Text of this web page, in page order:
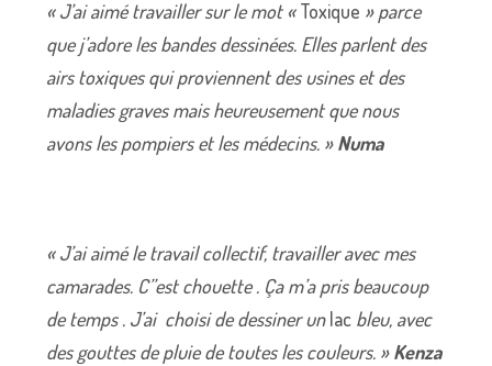
« J’ai aimé travailler sur le mot «Toxique » parce
que j’adore les bandes dessinées. Elles parlent des
airs toxiques qui proviennent des usines et des
maladies graves mais heureusement que nous
avons les pompiers et les médecins. »Numa
« J’ai aimé le travail collectif, travailler avec mes
camarades. C’’est chouette . Ça m’a pris beaucoup
de temps . J’ai choisi de dessiner unlac bleu, avec
des gouttes de pluie de toutes les couleurs. »Kenza